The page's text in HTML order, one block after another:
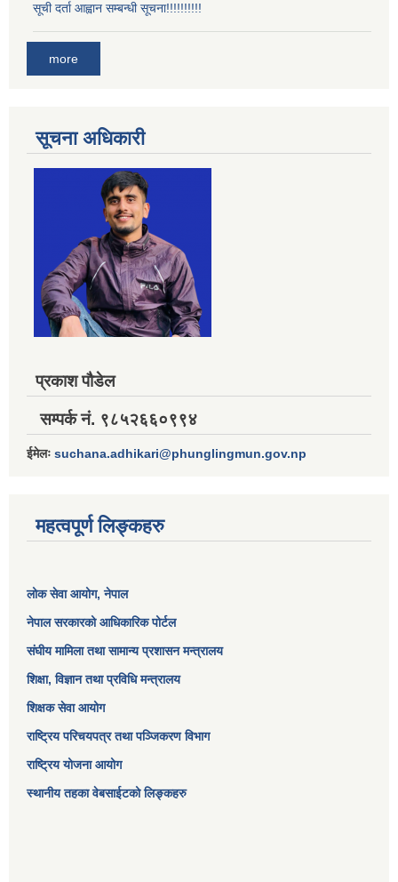
सूची दर्ता आह्वान सम्बन्धी सूचना!!!!!!!!!!
more
सूचना अधिकारी
प्रकाश पौडेल
सम्पर्क नं. ९८५२६६०९९४
ईमेलः suchana.adhikari@phunglingmun.gov.np
महत्वपूर्ण लिङ्कहरु
लोक सेवा आयोग, नेपाल
नेपाल सरकारको आधिकारिक पोर्टल
संघीय मामिला तथा सामान्य प्रशासन मन्त्रालय
शिक्षा, विज्ञान तथा प्रविधि मन्त्रालय
शिक्षक सेवा आयोग
राष्ट्रिय परिचयपत्र तथा पञ्जिकरण विभाग
राष्ट्रिय योजना आयोग
स्थानीय तहका वेबसाईटको लिङ्कहरु